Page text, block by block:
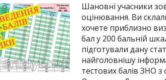
Шановні учасники
оцінювання. Ви
хочете приблизно
бал у 200 бальній
підготували дану
найголовнішу
тестових балів ЗНО з